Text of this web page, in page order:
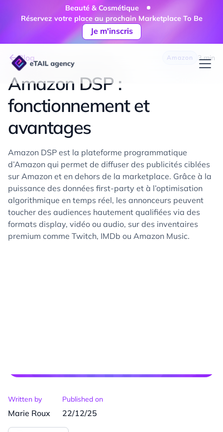
Beauté & Cosmétique
Réservez votre place au prochain Marketplace To Be
Je m'inscris
Blog Amazon 3 min
Amazon DSP :
fonctionnement et
avantages
Amazon DSP est la plateforme programmatique
d’Amazon qui permet de diffuser des publicités ciblées
sur Amazon et en dehors de la marketplace. Grâce à la
puissance des données first-party et à l’optimisation
algorithmique en temps réel, les annonceurs peuvent
toucher des audiences hautement qualifiées via des
formats display, vidéo ou audio, sur des inventaires
premium comme Twitch, IMDb ou Amazon Music.
Written by
Marie Roux
Published on
22/12/25